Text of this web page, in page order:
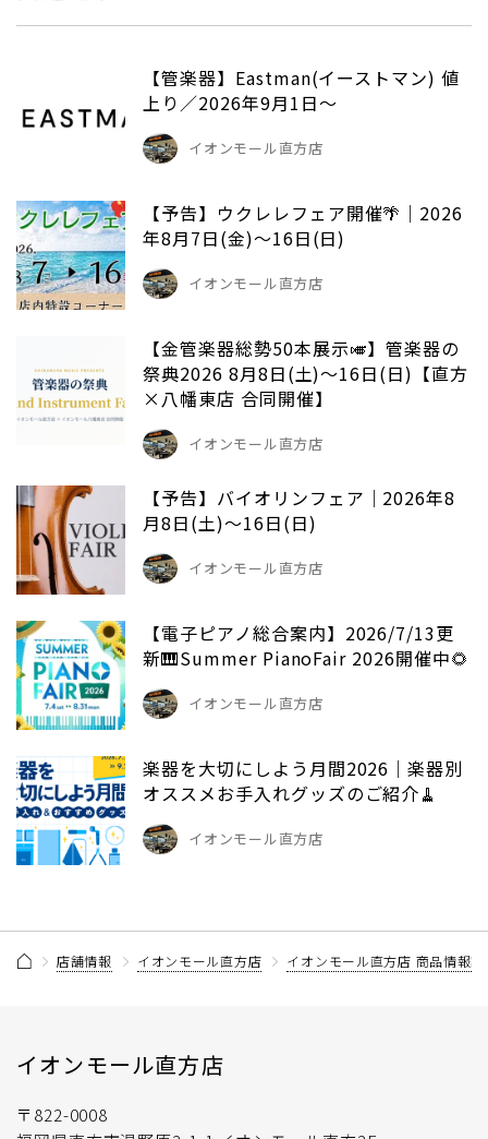
【管楽器】Eastman(イーストマン) 値
上り／2026年9月1日～
イオンモール直方店
【予告】ウクレレフェア開催🌴｜2026
年8月7日(金)～16日(日)
イオンモール直方店
【金管楽器総勢50本展示🎺】管楽器の
祭典2026 8月8日(土)～16日(日)【直方
×八幡東店 合同開催】
イオンモール直方店
【予告】バイオリンフェア｜2026年8
月8日(土)～16日(日)
イオンモール直方店
【電子ピアノ総合案内】2026/7/13更
新🎹Summer PianoFair 2026開催中🌻
イオンモール直方店
楽器を大切にしよう月間2026｜楽器別
オススメお手入れグッズのご紹介🧹
イオンモール直方店
店舗情報 イオンモール直方店 イオンモール直方店 商品情報
イオンモール直方店
〒822-0008